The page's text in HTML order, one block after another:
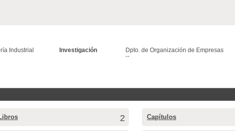
Industrial
Investigación
Dpto. de Organización de Empresas
--
2 Capítulos